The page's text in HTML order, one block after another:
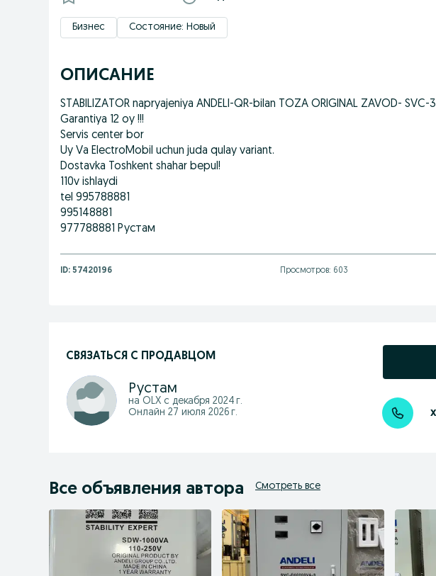
Бизнес Состояние: Новый
ОПИСАНИЕ
STABILIZATOR napryajeniya ANDELI-QR-bilan TOZA ORIGINAL ZAVOD-
Garantiya 12 oy !!!
Servis center bor
Uy Va ElectroMobil uchun juda qulay variant.
Dostavka Toshkent shahar bepul!
110v ishlaydi
tel 995788881
995148881
977788881 Рустам
ID: 57420196 Просмотров: 603
СВЯЗАТЬСЯ С ПРОДАВЦОМ
Рустам
на OLX с декабря 2024 г.
Онлайн 27 июля 2026 г.
Все объявления автора Смотреть все